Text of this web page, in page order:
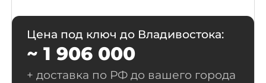
Цена под ключ до Владивостока:
~ 1 906 000
+ доставка по РФ до вашего города